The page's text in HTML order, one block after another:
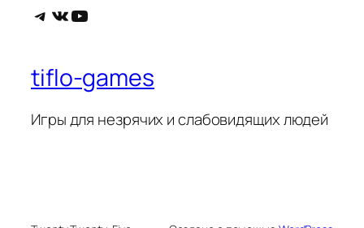
Telegram
ВКонтакте
YouTube
tiflo-games
Игры для незрячих и слабовидящих людей